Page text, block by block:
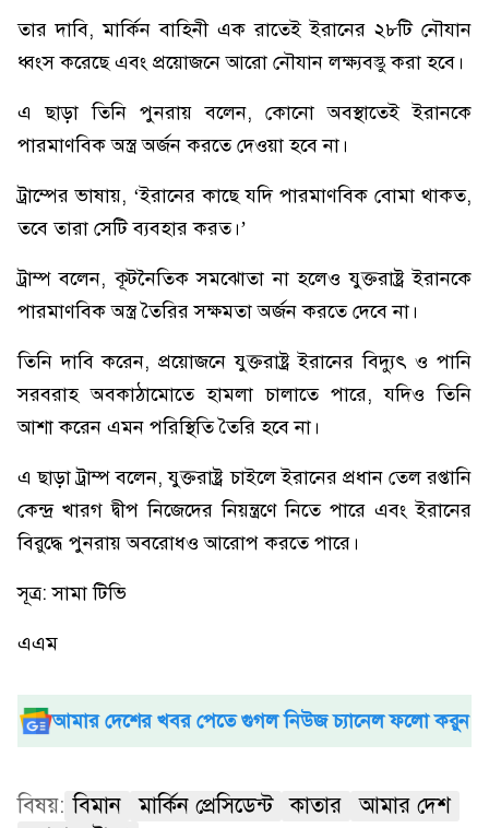
তার দাবি, মার্কিন বাহিনী এক রাতেই ইরানের ২৮টি নৌযান
ধ্বংস করেছে এবং প্রয়োজনে আরো নৌযান লক্ষ্যবস্তু করা হবে।
এ ছাড়া তিনি পুনরায় বলেন, কোনো অবস্থাতেই ইরানকে
পারমাণবিক অস্ত্র অর্জন করতে দেওয়া হবে না।
ট্রাম্পের ভাষায়, ‘ইরানের কাছে যদি পারমাণবিক বোমা থাকত,
তবে তারা সেটি ব্যবহার করত।’
ট্রাম্প বলেন, কূটনৈতিক সমঝোতা না হলেও যুক্তরাষ্ট্র ইরানকে
পারমাণবিক অস্ত্র তৈরির সক্ষমতা অর্জন করতে দেবে না।
তিনি দাবি করেন, প্রয়োজনে যুক্তরাষ্ট্র ইরানের বিদ্যুৎ ও পানি
সরবরাহ অবকাঠামোতে হামলা চালাতে পারে, যদিও তিনি
আশা করেন এমন পরিস্থিতি তৈরি হবে না।
এ ছাড়া ট্রাম্প বলেন, যুক্তরাষ্ট্র চাইলে ইরানের প্রধান তেল রপ্তানি
কেন্দ্র খারগ দ্বীপ নিজেদের নিয়ন্ত্রণে নিতে পারে এবং ইরানের
বিরুদ্ধে পুনরায় অবরোধও আরোপ করতে পারে।
সূত্র: সামা টিভি
এএম
আমার দেশের খবর পেতে গুগল নিউজ চ্যানেল ফলো করুন
বিষয়: বিমান মার্কিন প্রেসিডেন্ট কাতার
আমার দেশ